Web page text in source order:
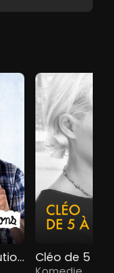
Le Livre des Solutions Cléo de 5 à 7